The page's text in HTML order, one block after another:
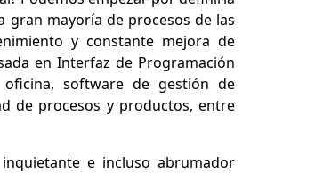
gran mayoría de procesos de las
y constante mejora de
en Interfaz de Programación
oficina, software de gestión de
de procesos y productos, entre
e incluso abrumador